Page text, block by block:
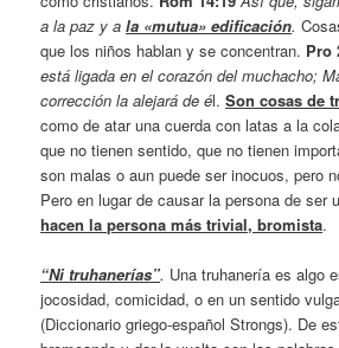
a la paz y ala «mutua» edificación.
que los niños hablan y se concentran. Pro
está ligada en el corazón del muchacho;
corrección la alejará de él.Son cosas de
como de atar una cuerda con latas a la
que no tienen sentido, que no tienen
son malas o aun puede ser inocuos, pero
Pero en lugar de causar la persona de ser
hacen la persona más trivial, bromista.
“Ni truhanerías”. Una truhanería es algo
jocosidad, comicidad, o en un sentido
(Diccionario griego-español Strongs). De